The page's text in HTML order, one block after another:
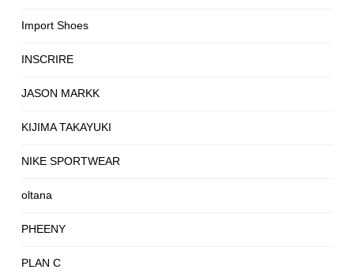
Import Shoes
INSCRIRE
JASON MARKK
KIJIMA TAKAYUKI
NIKE SPORTWEAR
oltana
PHEENY
PLAN C